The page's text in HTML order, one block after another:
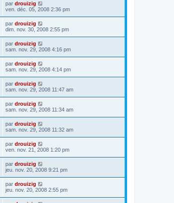
par drouizig
ven. déc. 05, 2008 2:36 pm
par drouizig
dim. nov. 30, 2008 2:55 pm
par drouizig
sam. nov. 29, 2008 4:16 pm
par drouizig
sam. nov. 29, 2008 4:14 pm
par drouizig
sam. nov. 29, 2008 11:47 am
par drouizig
sam. nov. 29, 2008 11:34 am
par drouizig
sam. nov. 29, 2008 11:32 am
par drouizig
ven. nov. 21, 2008 1:20 pm
par drouizig
jeu. nov. 20, 2008 9:21 pm
par drouizig
jeu. nov. 20, 2008 2:55 pm